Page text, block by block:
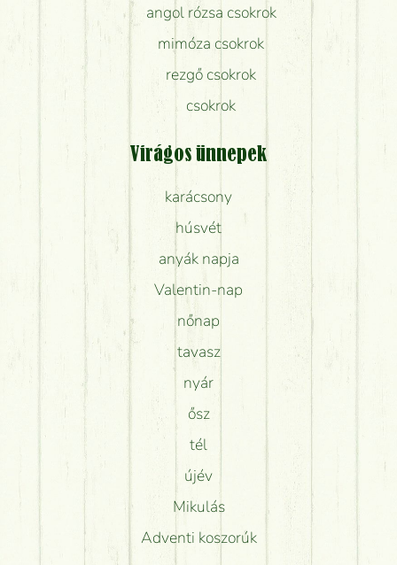
angol rózsa csokrok
mimóza csokrok
rezgő csokrok
csokrok
Virágos ünnepek
karácsony
húsvét
anyák napja
Valentin-nap
nőnap
tavasz
nyár
ősz
tél
újév
Mikulás
Adventi koszorúk